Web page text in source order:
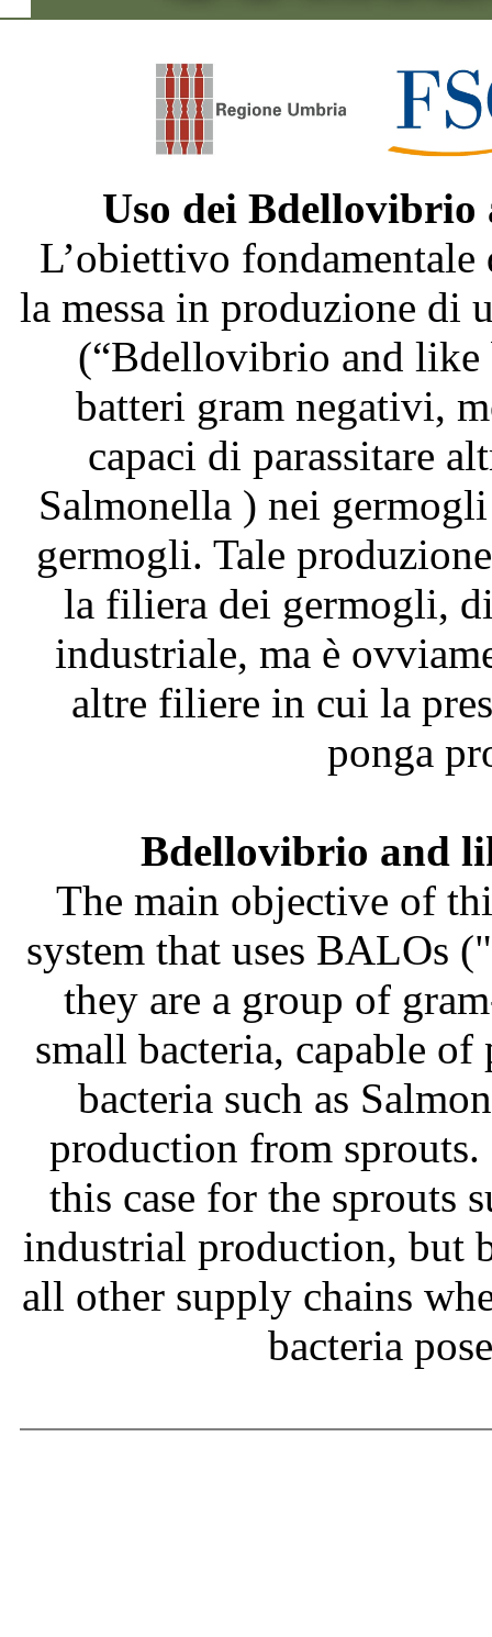
Uso dei
L’obiettivo fondamentale
la messa in produzione di
(“Bdellovibrio and like
batteri gram negativi,
capaci di parassitare
Salmonella ) nei
germogli. Tale
la filiera dei germogli,
industriale, ma è
altre filiere in cui la
ponga
Bdellovibrio and
The main objective of
system that uses BALOs
they are a group of
small bacteria, capable
bacteria such as
production from
this case for the sprouts
industrial production, but
all other supply chains
bacteria